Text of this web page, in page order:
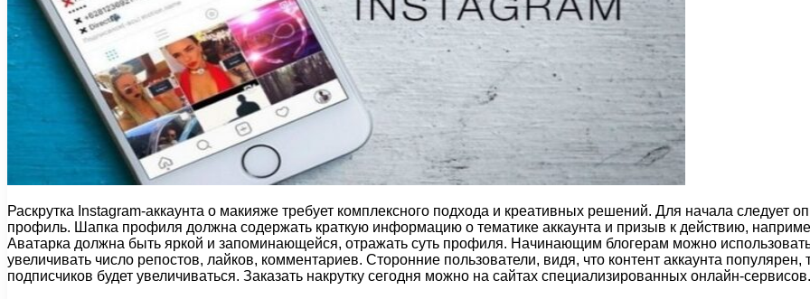
Раскрутка Instagram-аккаунта о макияже требует комплексного подхода и креативных решений. Для начала следует
профиль. Шапка профиля должна содержать краткую информацию о тематике аккаунта и призыв к действию,
Аватарка должна быть яркой и запоминающейся, отражать суть профиля. Начинающим блогерам можно
увеличивать число репостов, лайков, комментариев. Сторонние пользователи, видя, что контент аккаунта
подписчиков будет увеличиваться. Заказать накрутку сегодня можно на сайтах специализированных онлайн-сервисов.